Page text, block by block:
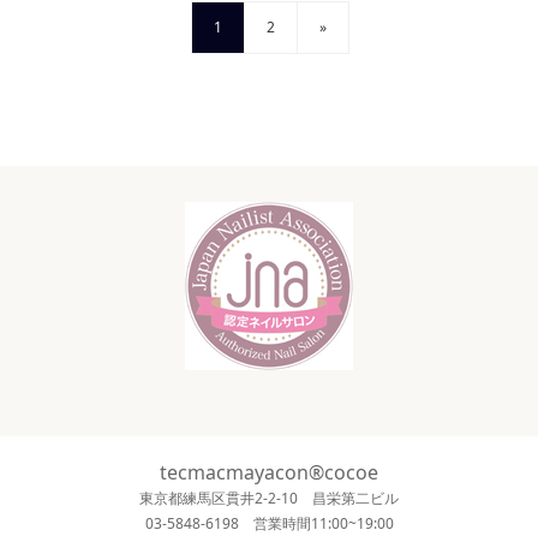
1 2 »
tecmacmayacon®cocoe
東京都練馬区貫井2-2-10 昌栄第二ビル
03-5848-6198 営業時間11:00~19:00